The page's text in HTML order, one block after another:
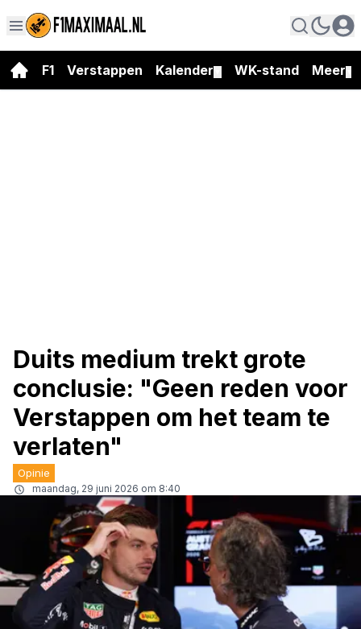
F1 Verstappen Kalender WK-stand Meer
Duits medium trekt grote
conclusie: "Geen reden voor
Verstappen om het team te
verlaten"
Opinie
maandag, 29 juni 2026 om 8:40